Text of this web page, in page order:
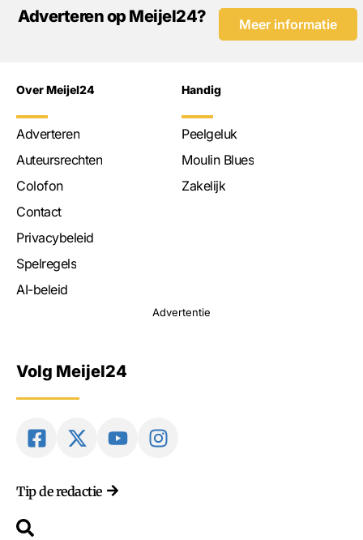
Adverteren op Meijel24? Meer informatie
Over Meijel24
Adverteren
Auteursrechten
Colofon
Contact
Privacybeleid
Spelregels
AI-beleid
Handig
Peelgeluk
Moulin Blues
Zakelijk
Advertentie
Volg Meijel24
Tip de redactie